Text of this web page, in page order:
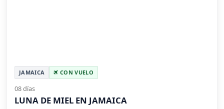
JAMAICA CON VUELO
08 días
LUNA DE MIEL EN JAMAICA